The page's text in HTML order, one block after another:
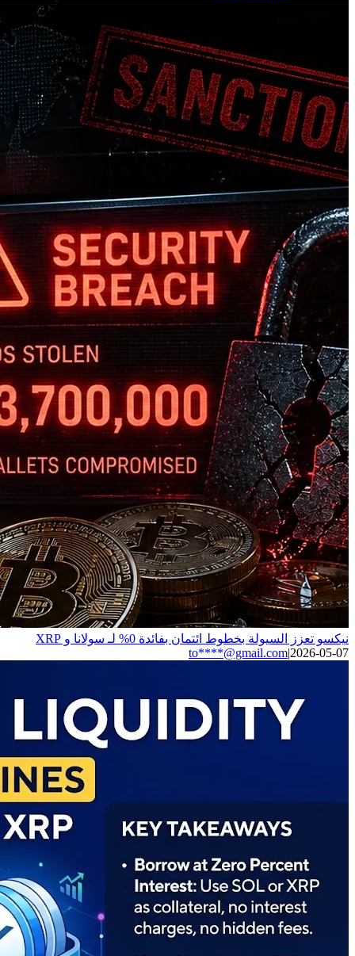
نيكسو تعزز السيولة بخطوط ائتمان بفائدة 0% لـ سولانا و XRP
to****@gmail.com|2026-05-07